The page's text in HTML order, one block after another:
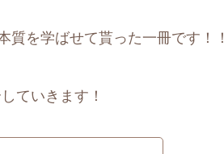
質を学ばせて貰った一冊です！！
ていきます！